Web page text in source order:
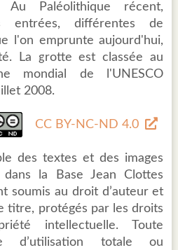
Paléolithique récent,
entrées, différentes de
l'on emprunte aujourd'hui,
La grotte est classée au
mondial de l'UNESCO
2008.
CC BY-NC-ND 4.0
des textes et des images
dans la Base Jean Clottes
soumis au droit d’auteur et
titre, protégés par les droits
intellectuelle. Toute
d’utilisation totale ou